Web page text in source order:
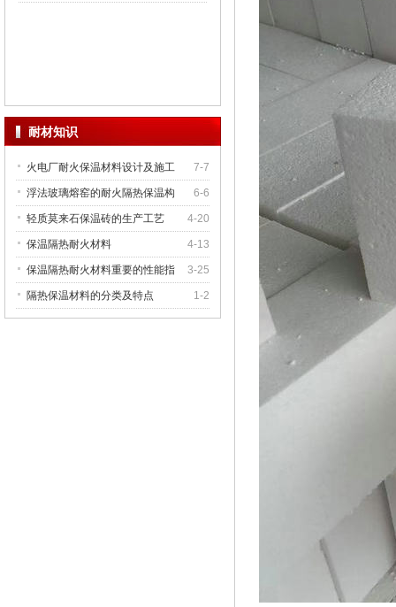
耐材知识
火电厂耐火保温材料设计及施工 7-7
浮法玻璃熔窑的耐火隔热保温构 6-6
轻质莫来石保温砖的生产工艺 4-20
保温隔热耐火材料 4-13
保温隔热耐火材料重要的性能指 3-25
隔热保温材料的分类及特点 1-2